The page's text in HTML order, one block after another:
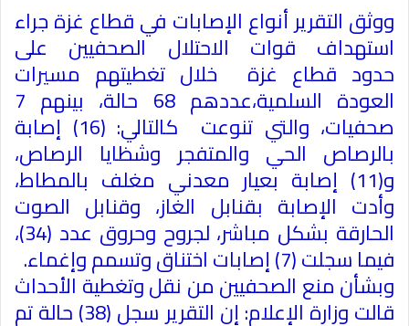
ووثق التقرير أنواع الإصابات في قطاع غزة جراء
استهداف قوات الاحتلال الصحفيين على
حدود قطاع غزة خلال تغطيتهم مسيرات
العودة السلمية،عددهم 68 حالة، بينهم 7
صحفيات، والتي تنوعت كالتالي: (16) إصابة
بالرصاص الحي والمتفجر وشظايا الرصاص،
و(11) إصابة بعيار معدني مغلف بالمطاط،
وأدت الإصابة بقنابل الغاز، وقنابل الصوت
الحارقة بشكل مباشر، لجروح وحروق عدد (34)،
فيما سجلت (7) إصابات اختناق وتسمم وإغماء .
وبشأن منع الصحفيين من نقل وتغطية الأحداث
قالت وزارة الإعلام: إن التقرير سجل (38) حالة تم